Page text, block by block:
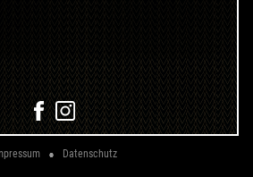
Datenschutz